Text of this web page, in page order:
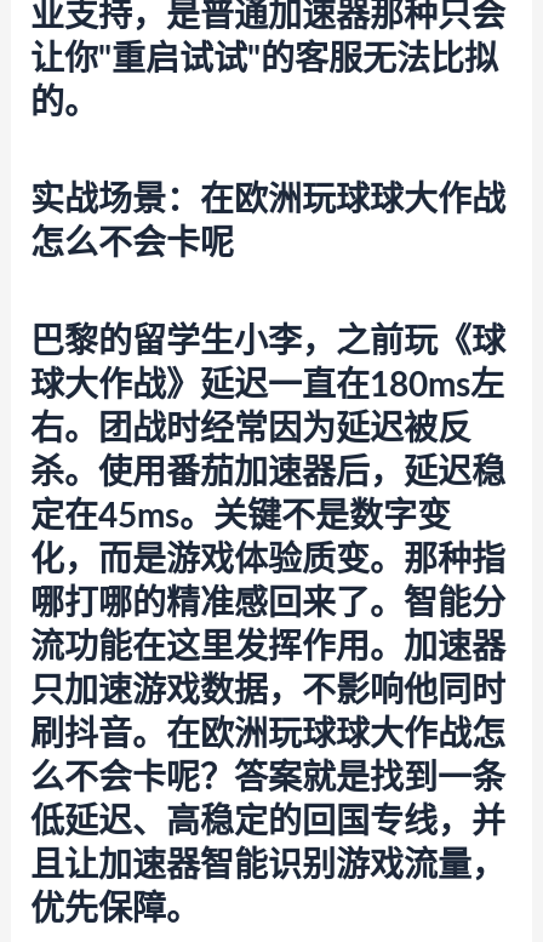
业支持，是普通加速器那种只会
让你"重启试试"的客服无法比拟
的。
实战场景：在欧洲玩球球大作战
怎么不会卡呢
巴黎的留学生小李，之前玩《球
球大作战》延迟一直在180ms左
右。团战时经常因为延迟被反
杀。使用番茄加速器后，延迟稳
定在45ms。关键不是数字变
化，而是游戏体验质变。那种指
哪打哪的精准感回来了。智能分
流功能在这里发挥作用。加速器
只加速游戏数据，不影响他同时
刷抖音。在欧洲玩球球大作战怎
么不会卡呢？答案就是找到一条
低延迟、高稳定的回国专线，并
且让加速器智能识别游戏流量，
优先保障。